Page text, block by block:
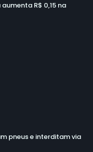
R$ 0,15 na
pneus e interditam via